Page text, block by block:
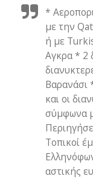
*
με την
ή με
Αγκρα * 2
Βαρανάσι
και οι
σύμφωνα
Τοπικοί
αστικής